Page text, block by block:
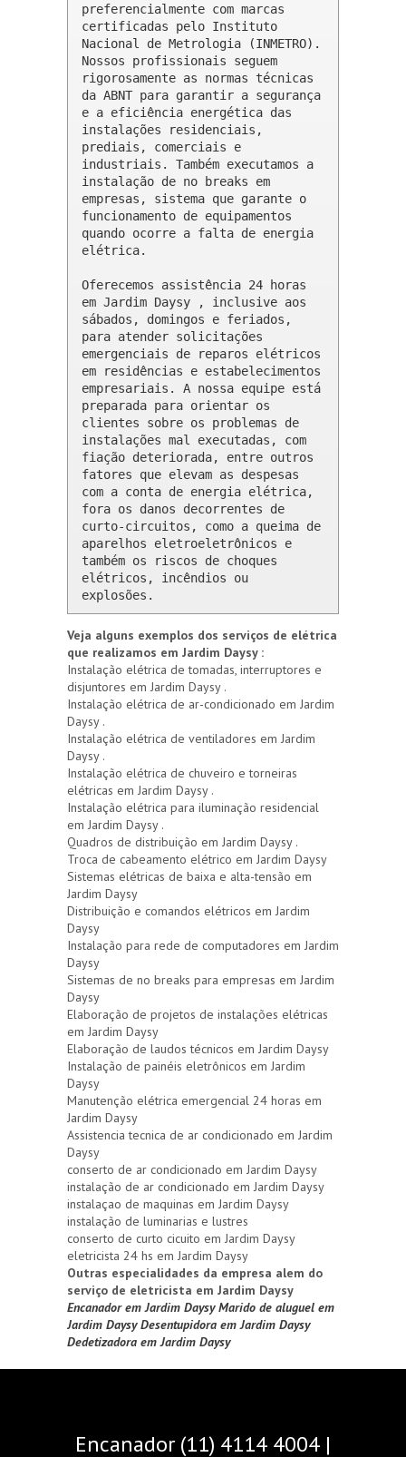
preferencialmente com marcas
certificadas pelo Instituto
Nacional de Metrologia (INMETRO).
Nossos profissionais seguem
rigorosamente as normas técnicas
da ABNT para garantir a segurança
e a eficiência energética das
instalações residenciais,
prediais, comerciais e
industriais. Também executamos a
instalação de no breaks em
empresas, sistema que garante o
funcionamento de equipamentos
quando ocorre a falta de energia
elétrica.
Oferecemos assistência 24 horas
em Jardim Daysy , inclusive aos
sábados, domingos e feriados,
para atender solicitações
emergenciais de reparos elétricos
em residências e estabelecimentos
empresariais. A nossa equipe está
preparada para orientar os
clientes sobre os problemas de
instalações mal executadas, com
fiação deteriorada, entre outros
fatores que elevam as despesas
com a conta de energia elétrica,
fora os danos decorrentes de
curto-circuitos, como a queima de
aparelhos eletroeletrônicos e
também os riscos de choques
elétricos, incêndios ou
explosões.
Veja alguns exemplos dos serviços de elétrica
que realizamos em Jardim Daysy :
Instalação elétrica de tomadas, interruptores e
disjuntores em Jardim Daysy .
Instalação elétrica de ar-condicionado em Jardim
Daysy .
Instalação elétrica de ventiladores em Jardim
Daysy .
Instalação elétrica de chuveiro e torneiras
elétricas em Jardim Daysy .
Instalação elétrica para iluminação residencial
em Jardim Daysy .
Quadros de distribuição em Jardim Daysy .
Troca de cabeamento elétrico em Jardim Daysy
Sistemas elétricas de baixa e alta-tensão em
Jardim Daysy
Distribuição e comandos elétricos em Jardim
Daysy
Instalação para rede de computadores em Jardim
Daysy
Sistemas de no breaks para empresas em Jardim
Daysy
Elaboração de projetos de instalações elétricas
em Jardim Daysy
Elaboração de laudos técnicos em Jardim Daysy
Instalação de painéis eletrônicos em Jardim
Daysy
Manutenção elétrica emergencial 24 horas em
Jardim Daysy
Assistencia tecnica de ar condicionado em Jardim
Daysy
conserto de ar condicionado em Jardim Daysy
instalação de ar condicionado em Jardim Daysy
instalaçao de maquinas em Jardim Daysy
instalação de luminarias e lustres
conserto de curto cicuito em Jardim Daysy
eletricista 24 hs em Jardim Daysy
Outras especialidades da empresa alem do
serviço de eletricista em Jardim Daysy
Encanador em Jardim DaysyMarido de aluguel em
Jardim DaysyDesentupidora em Jardim Daysy
Dedetizadora em Jardim Daysy
Encanador (11) 4114 4004 |